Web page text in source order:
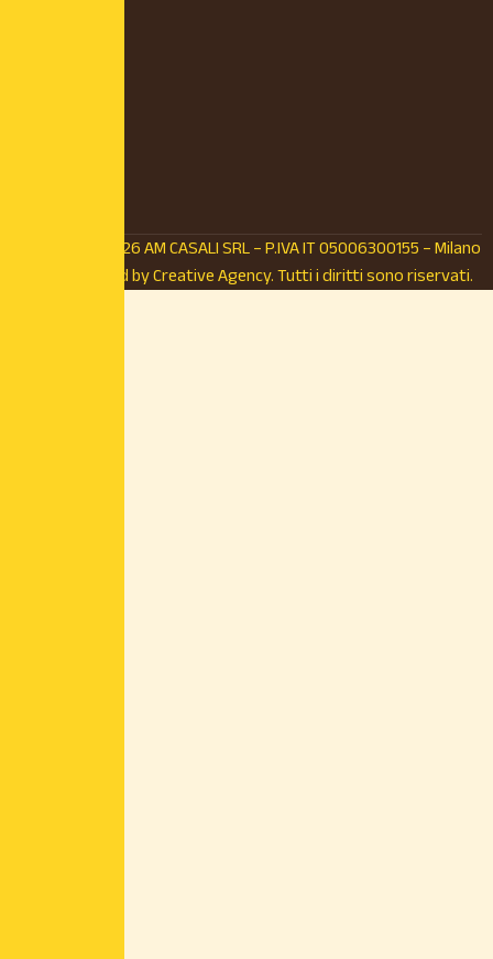
© Copyright 2026 AM CASALI SRL – P.IVA IT 05006300155 – Milano
(MI) – Powered byCreative Agency.Tutti i diritti sono riservati.